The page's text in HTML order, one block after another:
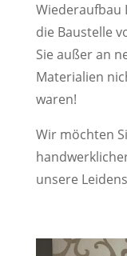
Wiederaufbau
die Baustelle
Sie außer an
Materialien
waren!
Wir möchten
unsere